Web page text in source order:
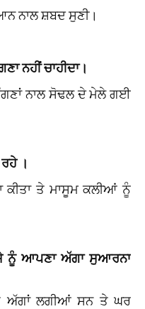
ਨਾਲ ਸ਼ਬਦ ਸੁਣੀ।
ਨਹੀਂ ਚਾਹੀਦਾ।
ਨਾਲ ਸੋਢਲ ਦੇ ਮੇਲੇ ਗਈ
।
ਕੀਤਾ ਤੇ ਮਾਸੂਮ ਕਲੀਆਂ ਨੂੰ
ਨੂੰ ਆਪਣਾ ਅੱਗਾ ਸੁਆਰਨਾ
ਅੱਗਾਂ ਲਗੀਆਂ ਸਨ ਤੇ ਘਰ